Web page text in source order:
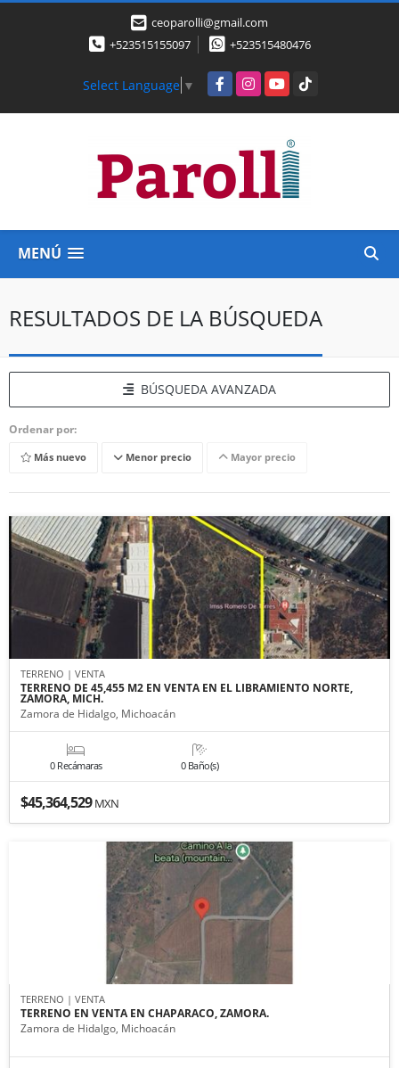
ceoparolli@gmail.com
+523515155097
+523515480476
Select Language ▼ FacebookInstagramYouTubeTikTok
MENÚ
RESULTADOS DE LA BÚSQUEDA
BÚSQUEDA AVANZADA
Ordenar por:
Más nuevo Menor precio Mayor precio
TERRENO | VENTA
TERRENO DE 45,455 M2 EN VENTA EN EL LIBRAMIENTO NORTE,
ZAMORA, MICH.
Zamora de Hidalgo, Michoacán
0 Recámaras 0 Baño(s)
$45,364,529MXN
TERRENO | VENTA
TERRENO EN VENTA EN CHAPARACO, ZAMORA.
Zamora de Hidalgo, Michoacán